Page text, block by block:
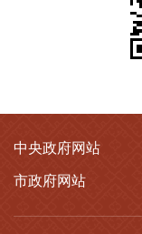
中央政府网站
市政府网站